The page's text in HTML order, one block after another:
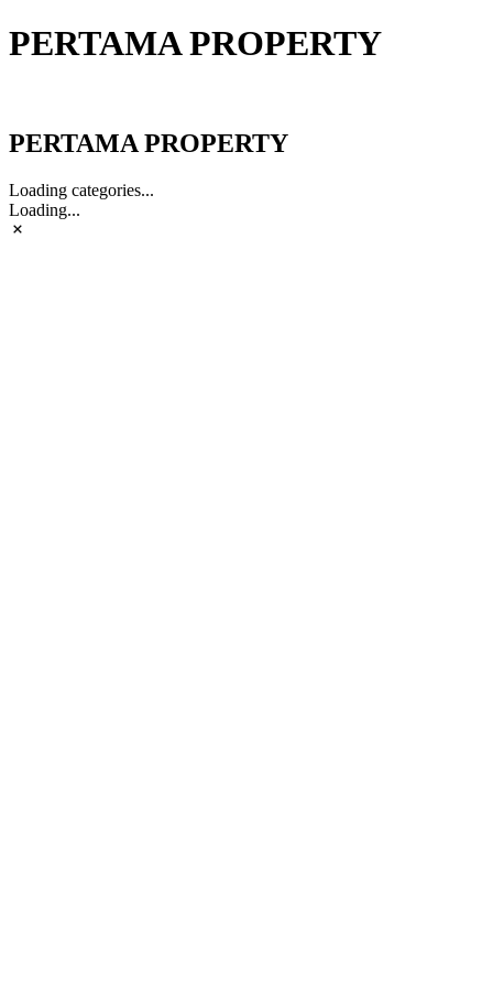
PERTAMA PROPERTY
PERTAMA PROPERTY
Loading categories...
Loading...